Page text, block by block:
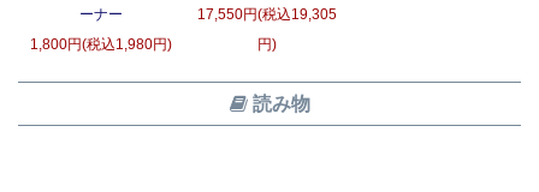
ーナー
1,800円(税込1,980円)
17,550円(税込19,305
円)
読み物